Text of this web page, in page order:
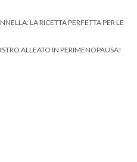
LA RICETTA PERFETTA PER LE
ALLEATO IN PERIMENOPAUSA!